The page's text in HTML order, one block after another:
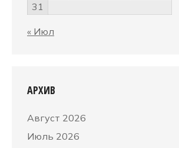
31
« Июл
АРХИВ
Август 2026
Июль 2026